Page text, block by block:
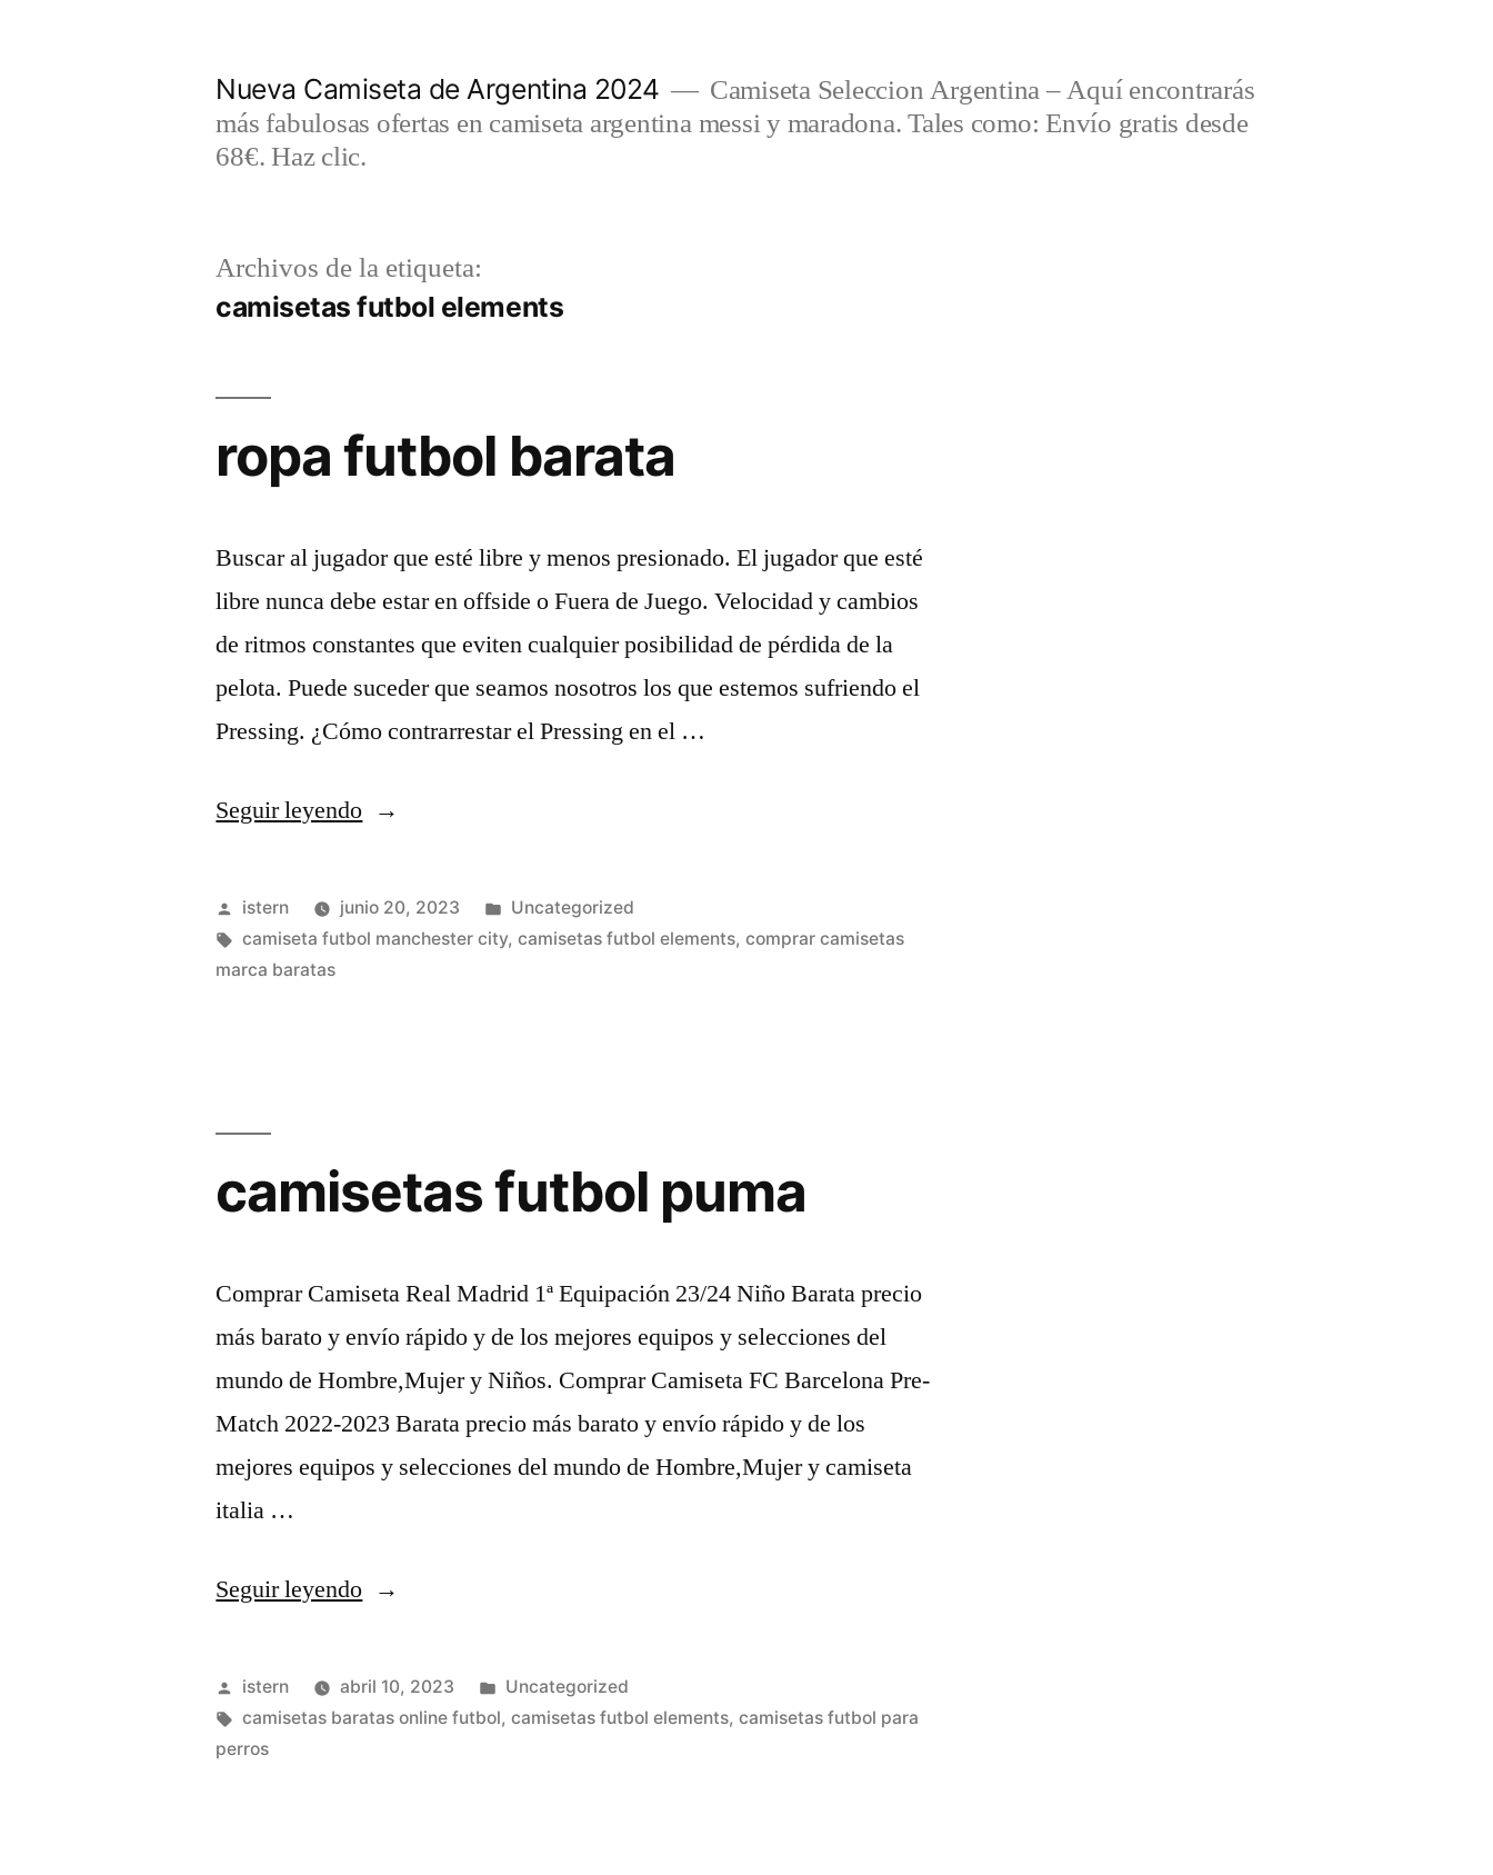
Nueva Camiseta de Argentina 2024
Camiseta Seleccion Argentina – Aquí encontrarás
más fabulosas ofertas en camiseta argentina messi y maradona. Tales como: Envío gratis desde
68€. Haz clic.
Archivos de la etiqueta:
camisetas futbol elements
ropa futbol barata
Buscar al jugador que esté libre y menos presionado. El jugador que esté
libre nunca debe estar en offside o Fuera de Juego. Velocidad y cambios
de ritmos constantes que eviten cualquier posibilidad de pérdida de la
pelota. Puede suceder que seamos nosotros los que estemos sufriendo el
Pressing. ¿Cómo contrarrestar el Pressing en el …
Seguir leyendo«ropa
barata»
Publicado
por
istern junio 20, 2023
Publicado
en
Uncategorized
Etiquetas:
camiseta futbol manchester city,camisetas futbol elements,comprar camisetas
marca baratas
camisetas futbol puma
Comprar Camiseta Real Madrid 1ª Equipación 23/24 Niño Barata precio
más barato y envío rápido y de los mejores equipos y selecciones del
mundo de Hombre,Mujer y Niños. Comprar Camiseta FC Barcelona Pre-
Match 2022-2023 Barata precio más barato y envío rápido y de los
mejores equipos y selecciones del mundo de Hombre,Mujer y camiseta
italia …
Seguir leyendo«camisetas
puma»
Publicado
por
istern abril 10, 2023
Publicado
en
Uncategorized
Etiquetas:
camisetas baratas online futbol,camisetas futbol elements,camisetas futbol para
perros